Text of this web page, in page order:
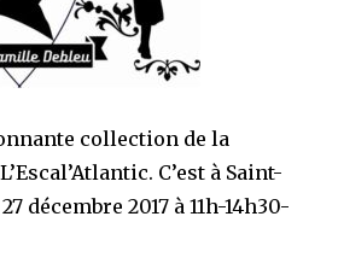
collection de la
C’est à Saint-
décembre 2017 à 11h-14h30-